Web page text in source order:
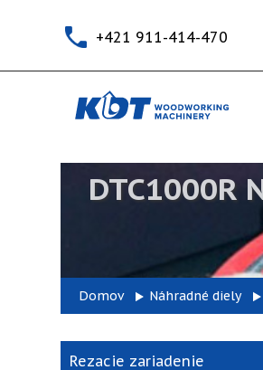
+421 911-414-470
DTC1000R
Domov Náhradné diely
Rezacie zariadenie